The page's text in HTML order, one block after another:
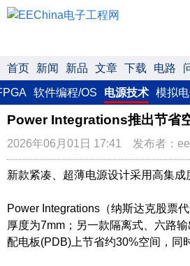
首页 新闻 新品 文章 下载 电路
软件编程/OS 电源技术 模拟
Power Integrations推出节省
2026年06月01日 17:41 发布者：
新款紧凑、超薄电源设计采用高集
Power Integrations（纳斯达克股票
厚度为7mm；另一款隔离式、六路
配电板(PDB)上节省约30%空间，同